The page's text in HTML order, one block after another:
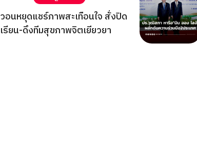
วอนหยุดแชร์ภาพสะเทือนใจ สั่งปิด
เรียน-ดึงทีมสุขภาพจิตเยียวยา